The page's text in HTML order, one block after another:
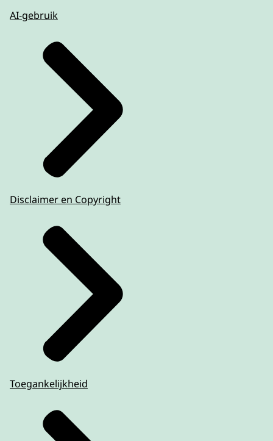
AI-gebruik
Disclaimer en Copyright
Toegankelijkheid